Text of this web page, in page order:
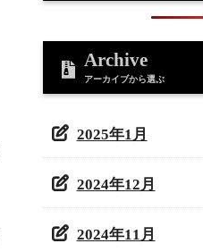
Archive
アーカイブから選ぶ
2025年1月
2024年12月
2024年11月